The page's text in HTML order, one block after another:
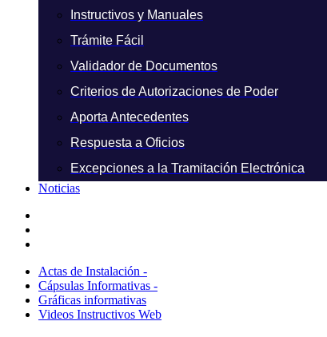
Instructivos y Manuales
Trámite Fácil
Validador de Documentos
Criterios de Autorizaciones de Poder
Aporta Antecedentes
Respuesta a Oficios
Excepciones a la Tramitación Electrónica
Noticias
Actas de Instalación -
Cápsulas Informativas -
Gráficas informativas
Videos Instructivos Web